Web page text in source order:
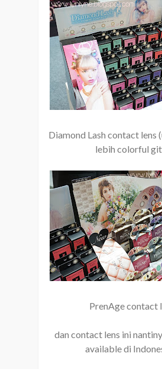
Diamond Lash contact lens
lebih colorful
PrenAge contact
dan contact lens ini
available di